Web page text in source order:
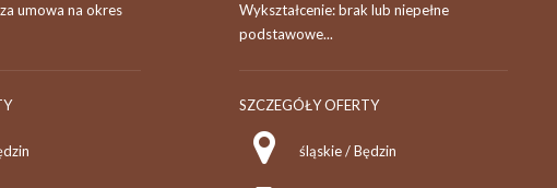
umowa na okres
Wykształcenie: brak lub niepełne
podstawowe...
SZCZEGÓŁY OFERTY
śląskie / Będzin